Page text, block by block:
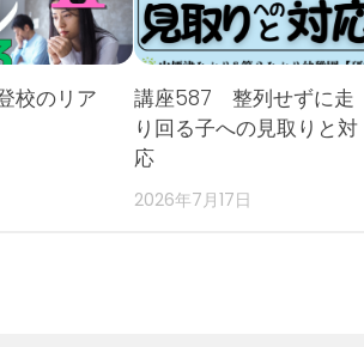
校のリア
講座587 整列せずに走
り回る子への見取りと対
応
2026年7月17日